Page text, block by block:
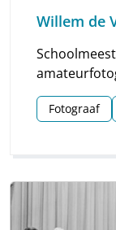
Willem de
Linde en
Fotograaf